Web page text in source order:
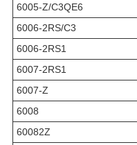
6005-Z/C3QE6
6006-2RS/C3
6006-2RS1
6007-2RS1
6007-Z
6008
60082Z